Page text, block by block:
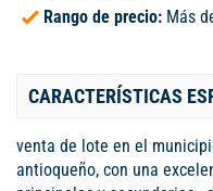
Rango de precio: Más
CARACTERÍSTICAS
venta de lote en el
antioqueño, con una